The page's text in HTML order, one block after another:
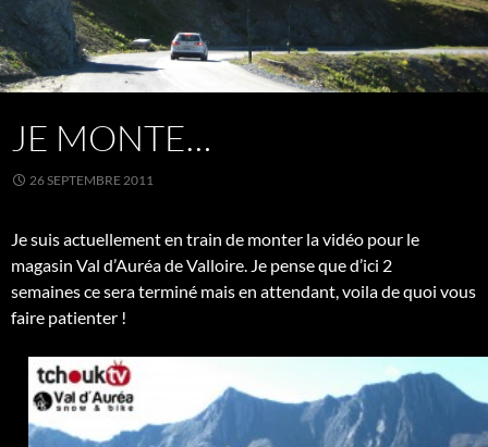
JE MONTE…
26 SEPTEMBRE 2011
Je suis actuellement en train de monter la vidéo pour le
magasin Val d’Auréa de Valloire. Je pense que d’ici 2
semaines ce sera terminé mais en attendant, voila de quoi vous
faire patienter !